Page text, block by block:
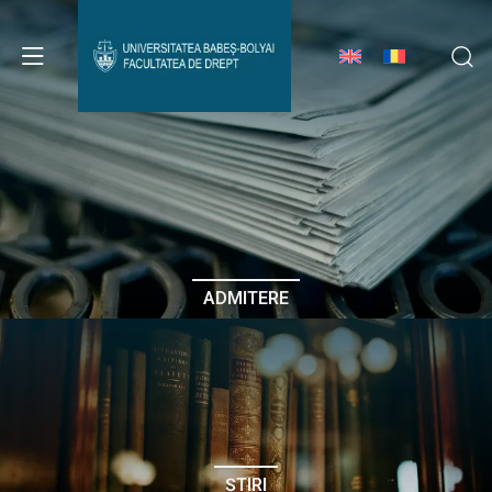
Avizier Studenți
Studii
Admitere
Erasmus & Internațional
Despre Facultate
ADMITERE
ȘTIRI